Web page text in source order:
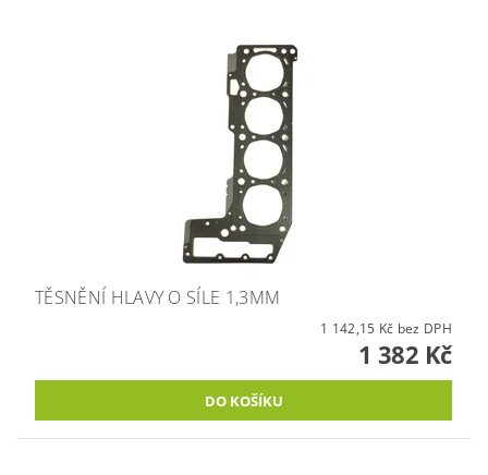
TĚSNĚNÍ HLAVY O SÍLE 1,3MM
1 142,15 Kč bez DPH
1 382 Kč